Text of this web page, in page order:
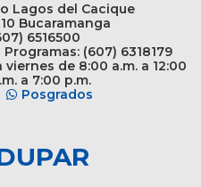
Lagos del Cacique
Bucaramanga
6516500
(607) 6318179
de 8:00 a.m. a 12:00
a 7:00 p.m.
Posgrados